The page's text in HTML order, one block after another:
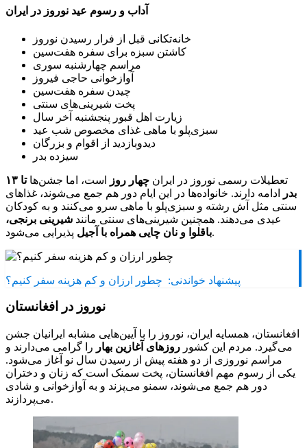
آداب و رسوم عید نوروز در ایران
خانه‌تکانی قبل از فرار رسیدن نوروز
کاشتن سبزه برای سفره هفت‌سین
مراسم چهارشنبه سوری
آوازخوانی حاجی فیروز
چیدن سفره هفت‌سین
پخت شیرینی‌های سنتی
زیارت اهل قبور پنجشنبه آخر سال
سبزی‌پلو با ماهی غذای مخصوص شب عید
دیدوبازدید از اقوام و بزرگان
سیزده بدر
تعطیلات رسمی نوروز در ایران چهار روز است، اما جشن‌ها
تا ۱۳
بدر
ادامه دارند. خانواده‌ها در این ایام دور هم جمع می‌شوند، غذاهای
سنتی مثل آش رشته و سبزی‌پلو با ماهی سرو می‌کنند و به کودکان
عیدی می‌دهند. همچنین شیرینی‌های سنتی مانند شیرینی برنجی،
باقلوا و نان چایی همراه با آجیلپذیرایی می‌شود.
پیشنهاد خواندنی: چطور ارزان و کم هزینه سفر کنیم؟
نوروز در افغانستان
افغانستان، همسایه ایران، نوروز را با آیین‌هایی مشابه ایرانیان جشن
می‌گیرد. مردم این کشور روزهای آغازین بهار را گرامی می‌دارند و
مراسم نوروزی از دو هفته پیش از رسیدن سال نو آغاز می‌شود.
یکی از رسوم مهم افغانستان، پخت سمنک است که زنان و دختران
دور هم جمع می‌شوند، سمنو می‌پزند و به آوازخوانی و شادی
می‌پردازند.